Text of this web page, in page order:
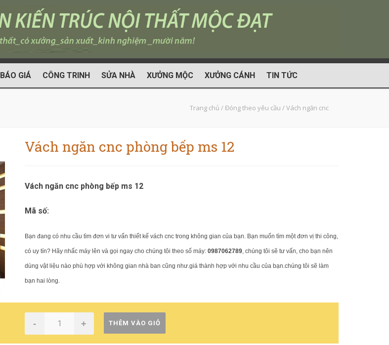
BÁO GIÁ CÔNG TRINH SỬA NHÀ XƯỞNG MỘC XƯỞNG CÁNH TIN TỨC
Trang chủ /Đóng theo yêu cầu /Vách ngăn cnc
Vách ngăn cnc phòng bếp ms 12
Vách ngăn cnc phòng bếp ms 12
Mã số:
Bạn đang có nhu cầu tìm đơn vi tư vấn thiết kế vách cnc trong không gian của bạn. Bạn muốn tìm một đơn vị thi công,
có uy tín? Hãy nhấc máy lên và gọi ngay cho chúng tôi theo số máy: 0987062789, chúng tôi sẽ tư vấn, cho bạn nên
dùng vật liệu nào phù hợp với không gian nhà ban cũng như.giá thành hợp với nhu cầu của bạn.chúng tôi sẽ làm
bạn hai lòng.
- + THÊM VÀO GIỎ